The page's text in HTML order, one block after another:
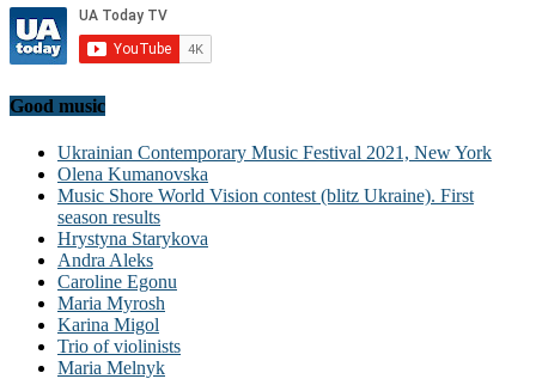
Good music
Ukrainian Contemporary Music Festival 2021, New York
Olena Kumanovska
Music Shore World Vision contest (blitz Ukraine). First
season results
Hrystyna Starykova
Andra Aleks
Caroline Egonu
Maria Myrosh
Karina Migol
Trio of violinists
Maria Melnyk